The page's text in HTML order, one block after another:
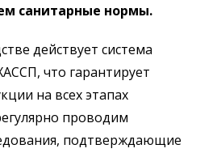
санитарные нормы.
действует система
что гарантирует
на всех этапах
проводим
подтверждающие